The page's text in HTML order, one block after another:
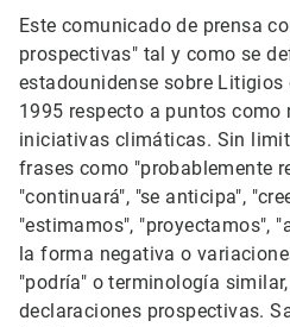
Este comunicado de prensa
prospectivas" tal y como se
estadounidense sobre Litigios
1995 respecto a puntos como
iniciativas climáticas. Sin
frases como "probablemente
"continuará", "se anticipa",
"estimamos", "proyectamos",
la forma negativa o
"podría" o terminología
declaraciones prospectivas.